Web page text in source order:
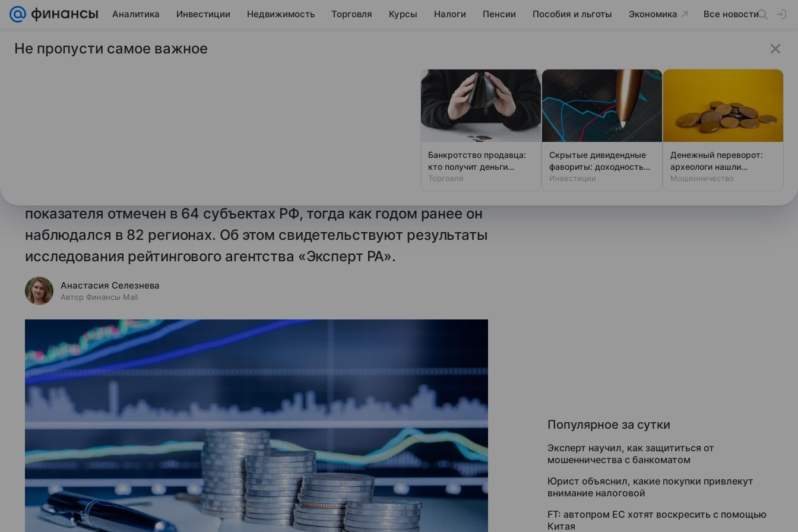
Аналитика Инвестиции Недвижимость Торговля Курсы Налоги Пенсии Пособия и льготы Экономика Все новости
26 мая 2026 Финансы Mail
позитивная динамика экономического
В 2025 году в России зафиксировано замедление положительной
показателя отмечен в 64 субъектах РФ, тогда как годом ранее он
наблюдался в 82 регионах. Об этом свидетельствуют результаты
исследования рейтингового агентства «Эксперт РА».
Анастасия Селезнева
Автор Финансы Mail
Популярное за сутки
Эксперт научил, как защититься от
мошенничества с банкоматом
Юрист объяснил, какие покупки привлекут
внимание налоговой
FT: автопром ЕС хотят воскресить с помощью
Китая
Не пропусти самое важное
Банкротство продавца:
кто получит деньги
первым
Торговля
Скрытые дивидендные
фавориты: доходность
выше ключевой ставки
Инвестиции
Денежный переворот:
археологи нашли
фальшивки XIV века
Мошенничество